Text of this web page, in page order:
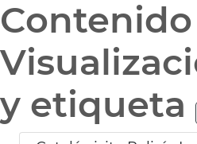
y etiqueta